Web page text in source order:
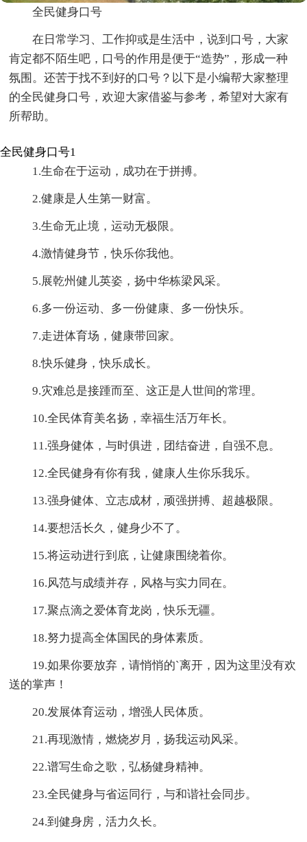
全民健身口号
在日常学习、工作抑或是生活中，说到口号，大家
肯定都不陌生吧，口号的作用是便于“造势”，形成一种
氛围。还苦于找不到好的口号？以下是小编帮大家整理
的全民健身口号，欢迎大家借鉴与参考，希望对大家有
所帮助。
全民健身口号1
1.生命在于运动，成功在于拼搏。
2.健康是人生第一财富。
3.生命无止境，运动无极限。
4.激情健身节，快乐你我他。
5.展乾州健儿英姿，扬中华栋梁风采。
6.多一份运动、多一份健康、多一份快乐。
7.走进体育场，健康带回家。
8.快乐健身，快乐成长。
9.灾难总是接踵而至、这正是人世间的常理。
10.全民体育美名扬，幸福生活万年长。
11.强身健体，与时俱进，团结奋进，自强不息。
12.全民健身有你有我，健康人生你乐我乐。
13.强身健体、立志成材，顽强拼搏、超越极限。
14.要想活长久，健身少不了。
15.将运动进行到底，让健康围绕着你。
16.风范与成绩并存，风格与实力同在。
17.聚点滴之爱体育龙岗，快乐无疆。
18.努力提高全体国民的身体素质。
19.如果你要放弃，请悄悄的`离开，因为这里没有欢
送的掌声！
20.发展体育运动，增强人民体质。
21.再现激情，燃烧岁月，扬我运动风采。
22.谱写生命之歌，弘杨健身精神。
23.全民健身与省运同行，与和谐社会同步。
24.到健身房，活力久长。